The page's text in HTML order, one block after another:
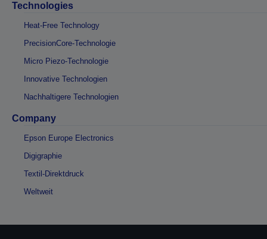
Technologies
Heat-Free Technology
PrecisionCore-Technologie
Micro Piezo-Technologie
Innovative Technologien
Nachhaltigere Technologien
Company
Epson Europe Electronics
Digigraphie
Textil-Direktdruck
Weltweit